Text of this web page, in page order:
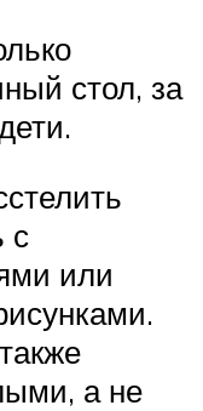
стол, за
с
или
а не